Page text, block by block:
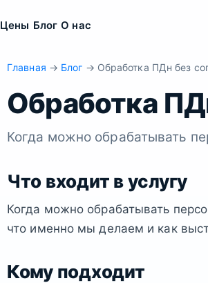
Цены Блог О нас
Главная → Блог → Обработка ПДн без
Обработка
Когда можно обрабатывать
Что входит в услугу
Когда можно обрабатывать
что именно мы делаем и как
Кому подходит